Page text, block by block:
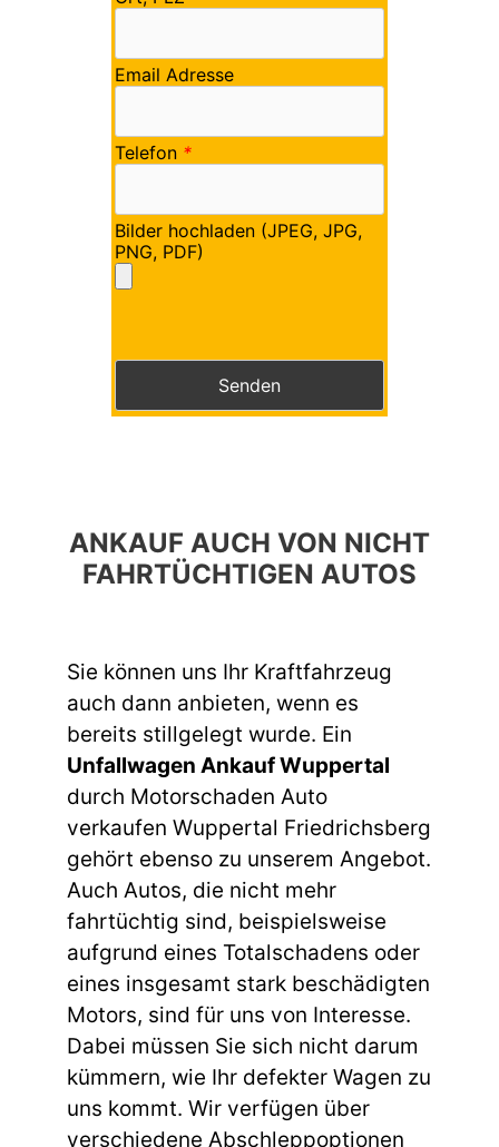
Email Adresse
Telefon *
Bilder hochladen (JPEG, JPG,
PNG, PDF)
Bitte lasse dieses Feld leer.
ANKAUF AUCH VON NICHT
FAHRTÜCHTIGEN AUTOS
Sie können uns Ihr Kraftfahrzeug
auch dann anbieten, wenn es
bereits stillgelegt wurde. Ein
Unfallwagen Ankauf Wuppertal
durch Motorschaden Auto
verkaufen Wuppertal Friedrichsberg
gehört ebenso zu unserem Angebot.
Auch Autos, die nicht mehr
fahrtüchtig sind, beispielsweise
aufgrund eines Totalschadens oder
eines insgesamt stark beschädigten
Motors, sind für uns von Interesse.
Dabei müssen Sie sich nicht darum
kümmern, wie Ihr defekter Wagen zu
uns kommt. Wir verfügen über
verschiedene Abschleppoptionen